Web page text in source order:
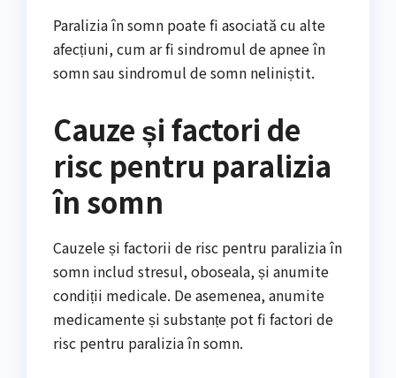
Paralizia în somn poate fi asociată cu alte
afecțiuni, cum ar fi sindromul de apnee în
somn sau sindromul de somn neliniștit.
Cauze și factori de
risc pentru paralizia
în somn
Cauzele și factorii de risc pentru paralizia în
somn includ stresul, oboseala, și anumite
condiții medicale. De asemenea, anumite
medicamente și substanțe pot fi factori de
risc pentru paralizia în somn.